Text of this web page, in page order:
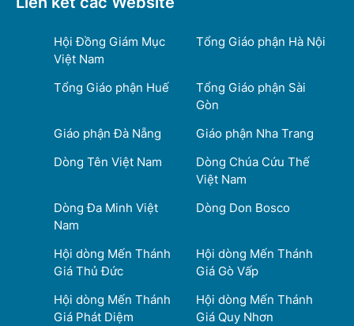
Hội Đồng Giám Mục
Việt Nam
Tổng Giáo phận Hà Nội
Tổng Giáo phận Huế
Tổng Giáo phận Sài
Gòn
Giáo phận Đà Nẵng
Giáo phận Nha Trang
Dòng Tên Việt Nam
Dòng Chúa Cứu Thế
Việt Nam
Dòng Đa Minh Việt
Nam
Dòng Don Bosco
Hội dòng Mến Thánh
Giá Thủ Đức
Hội dòng Mến Thánh
Giá Gò Vấp
Hội dòng Mến Thánh
Giá Phát Diệm
Hội dòng Mến Thánh
Giá Quy Nhơn